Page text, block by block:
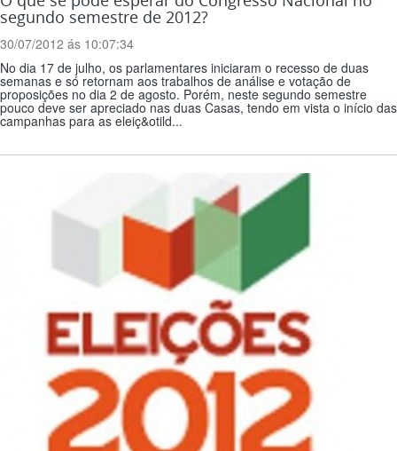
segundo semestre de 2012?
30/07/2012 ás 10:07:34
No dia 17 de julho, os parlamentares iniciaram o recesso de duas
semanas e só retornam aos trabalhos de análise e votação de
proposições no dia 2 de agosto. Porém, neste segundo semestre
pouco deve ser apreciado nas duas Casas, tendo em vista o início das
campanhas para as eleiç&otild...